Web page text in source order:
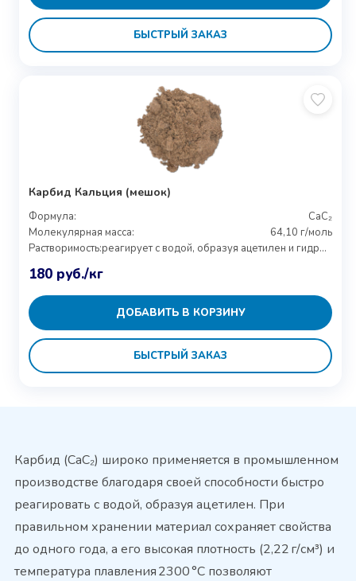
БЫСТРЫЙ ЗАКАЗ
Карбид Кальция (мешок)
Формула:
CaC₂
Молекулярная масса:
64,10 г/моль
Растворимость:
реагирует с водой, образуя ацетилен и гидроксид кальция
180 руб./кг
ДОБАВИТЬ В КОРЗИНУ
БЫСТРЫЙ ЗАКАЗ
Карбид (CaC₂) широко применяется в промышленном
производстве благодаря своей способности быстро
реагировать с водой, образуя ацетилен. При
правильном хранении материал сохраняет свойства
до одного года, а его высокая плотность (2,22 г/см³) и
температура плавления 2300 °C позволяют